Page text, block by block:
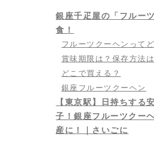
銀座千疋屋の「フルー
食！
フルーツクーヘンって
賞味期限は？保存方法は
どこで買える？
銀座フルーツクーヘン
【東京駅】日持ちする
子！銀座フルーツクー
産に！｜さいごに